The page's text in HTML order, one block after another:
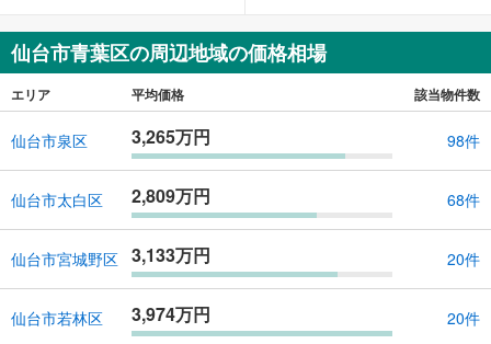
仙台市青葉区の周辺地域の価格相場
エリア 平均価格 該当物件数
仙台市泉区 3,265万円 98件
仙台市太白区 2,809万円 68件
仙台市宮城野区 3,133万円 20件
仙台市若林区 3,974万円 20件